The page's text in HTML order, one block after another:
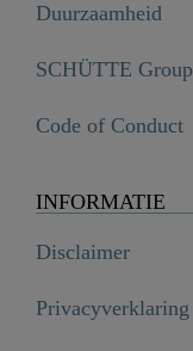
Duurzaamheid
SCHÜTTE Group
Code of Conduct
INFORMATIE
Disclaimer
Privacyverklaring